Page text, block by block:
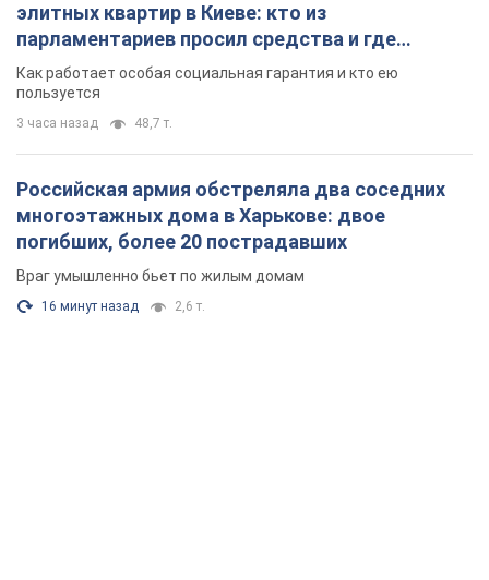
элитных квартир в Киеве: кто из
парламентариев просил средства и где
поселился
Как работает особая социальная гарантия и кто ею
пользуется
3 часа назад 48,7 т.
Российская армия обстреляла два соседних
многоэтажных дома в Харькове: двое
погибших, более 20 пострадавших
Враг умышленно бьет по жилым домам
16 минут назад 2,6 т.